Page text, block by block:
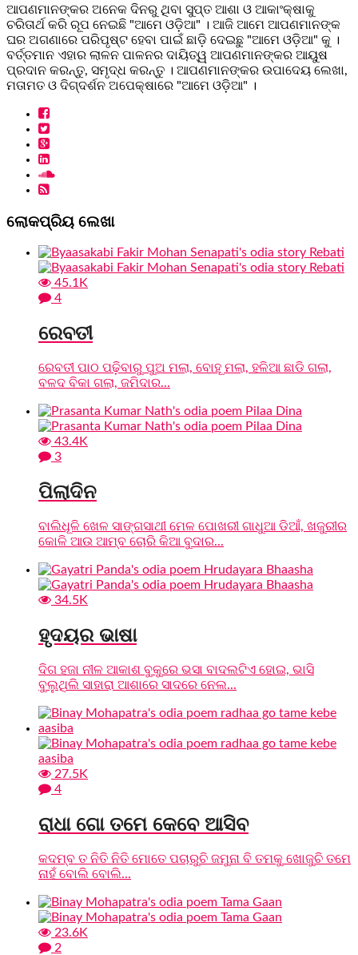
ଆପଣମାନଙ୍କର ଅନେକ ଦିନରୁ ଥିବା ସୁପ୍ତ ଆଶା ଓ ଆକାଂକ୍ଷାକୁ
ଚରିତାର୍ଥ କରି ରୂପ ନେଇଛି "ଆମେ ଓଡ଼ିଆ" । ଆଜି ଆମେ ଆପଣମାନଙ୍କ
ଘର ଅଗଣାରେ ପରିପୃଷ୍ଟ ହେବା ପାଇଁ ଛାଡ଼ି ଦେଇଛୁ "ଆମେ ଓଡ଼ିଆ" କୁ ।
ବର୍ତ୍ତମାନ ଏହାର ଲାଳନ ପାଳନର ଦାୟିତ୍ୱ ଆପଣମାନଙ୍କର ଆୟୁଷ
ପ୍ରଦାନ କରନ୍ତୁ, ସମୃଦ୍ଧ କରନ୍ତୁ । ଆପଣମାନଙ୍କର ଉପାଦେୟ ଲେଖା,
ମତାମତ ଓ ଦିଗ୍ଦର୍ଶନ ଅପେକ୍ଷାରେ "ଆମେ ଓଡ଼ିଆ" ।
ଲୋକପ୍ରିୟ ଲେଖା
45.1K
4
ରେବତୀ
ରେବତୀ ପାଠ ପଢ଼ିବାରୁ ପୁଅ ମଲା, ବୋହୂ ମଲା, ହଳିଆ ଛାଡି ଗଲା,
ବଳଦ ବିକା ଗଲା, ଜମିଦାର...
43.4K
3
ପିଲାଦିନ
ବାଲିଧୂଳି ଖେଳ ସାଙ୍ଗସାଥୀ ମେଳ ପୋଖରୀ ଗାଧୁଆ ଡିଆଁ, ଖଜୁରୀର
କୋଳି ଆଉ ଆମ୍ବ ଚୋରି କିଆ ବୁଦାର...
34.5K
ହୃଦୟର ଭାଷା
ଦିଗ ହଜା ନୀଳ ଆକାଶ ବୁକୁରେ ଭସା ବାଦଲଟିଏ ହୋଇ, ଭାସି
ବୁଲୁଥିଲି ସାହାରା ଆଶାରେ ସାଦରେ ନେଲ...
27.5K
4
ରାଧା ଗୋ ତମେ କେବେ ଆସିବ
କଦମ୍ବ ତ ନିତି ନିତି ମୋତେ ପଚାରୁଚି ଜମୁନା ବି ତମକୁ ଖୋଜୁଚି ତମେ
ନାହଁ ବୋଲି ବୋଲି...
23.6K
2